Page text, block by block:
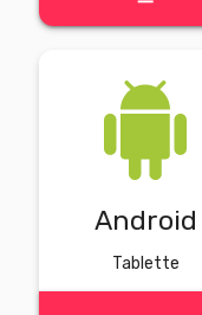
Android
Tablette